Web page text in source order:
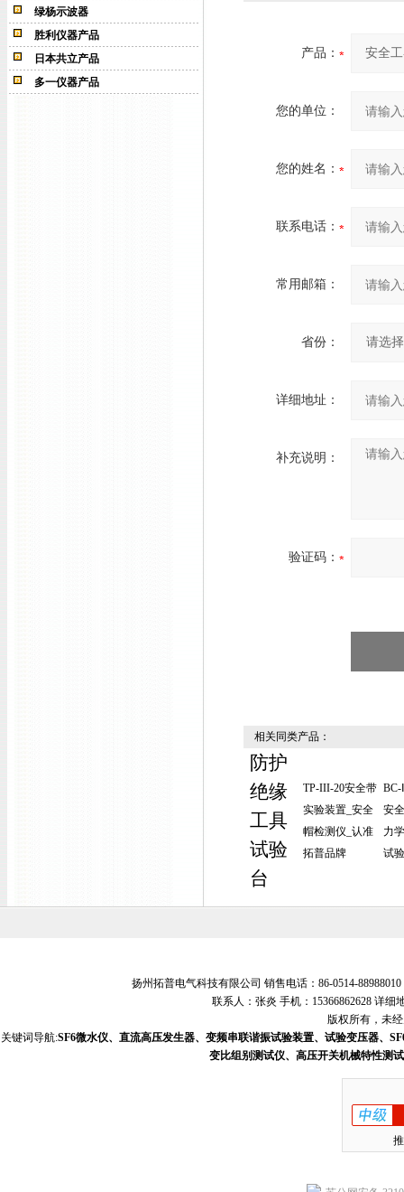
绿杨示波器
胜利仪器产品
日本共立产品
多一仪器产品
产品：
您的单位：
您的姓名：
联系电话：
常用邮箱：
省份：
详细地址：
补充说明：
验证码：
相关同类产品：
防护
绝缘
工具
试验
台
TP-III-20安全带
实验装置_安全
帽检测仪_认准
拓普品牌
BC-
安
力
试
扬州拓普电气科技有限公司 销售电话：86-0514-
联系人：张炎 手机：15366862628 详
版权所有，未
关键词导航:SF6微水仪、直流高压发生器、变频串联谐振试验装置、试验变压器、
变比组别测试仪、高压开关机械特性测